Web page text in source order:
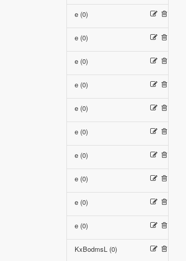
e (0)
e (0)
e (0)
e (0)
e (0)
e (0)
e (0)
e (0)
e (0)
e (0)
KxBodmsL (0)